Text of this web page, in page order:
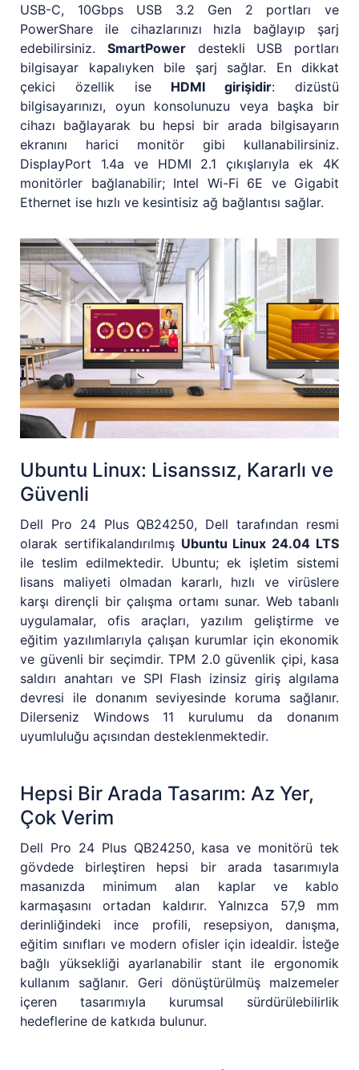
USB-C, 10Gbps USB 3.2 Gen 2 portları ve
PowerShare ile cihazlarınızı hızla bağlayıp şarj
edebilirsiniz. SmartPowerdestekli USB portları
bilgisayar kapalıyken bile şarj sağlar. En dikkat
çekici özellik ise HDMI girişidir: dizüstü
bilgisayarınızı, oyun konsolunuzu veya başka bir
cihazı bağlayarak bu hepsi bir arada bilgisayarın
ekranını harici monitör gibi kullanabilirsiniz.
DisplayPort 1.4a ve HDMI 2.1 çıkışlarıyla ek 4K
monitörler bağlanabilir; Intel Wi-Fi 6E ve Gigabit
Ethernet ise hızlı ve kesintisiz ağ bağlantısı sağlar.
Ubuntu Linux: Lisanssız, Kararlı ve
Güvenli
Dell Pro 24 Plus QB24250, Dell tarafından resmi
olarak sertifikalandırılmış Ubuntu Linux 24.04 LTS
ile teslim edilmektedir. Ubuntu; ek işletim sistemi
lisans maliyeti olmadan kararlı, hızlı ve virüslere
karşı dirençli bir çalışma ortamı sunar. Web tabanlı
uygulamalar, ofis araçları, yazılım geliştirme ve
eğitim yazılımlarıyla çalışan kurumlar için ekonomik
ve güvenli bir seçimdir. TPM 2.0 güvenlik çipi, kasa
saldırı anahtarı ve SPI Flash izinsiz giriş algılama
devresi ile donanım seviyesinde koruma sağlanır.
Dilerseniz Windows 11 kurulumu da donanım
uyumluluğu açısından desteklenmektedir.
Hepsi Bir Arada Tasarım: Az Yer,
Çok Verim
Dell Pro 24 Plus QB24250, kasa ve monitörü tek
gövdede birleştiren hepsi bir arada tasarımıyla
masanızda minimum alan kaplar ve kablo
karmaşasını ortadan kaldırır. Yalnızca 57,9 mm
derinliğindeki ince profili, resepsiyon, danışma,
eğitim sınıfları ve modern ofisler için idealdir. İsteğe
bağlı yüksekliği ayarlanabilir stant ile ergonomik
kullanım sağlanır. Geri dönüştürülmüş malzemeler
içeren tasarımıyla kurumsal sürdürülebilirlik
hedeflerine de katkıda bulunur.